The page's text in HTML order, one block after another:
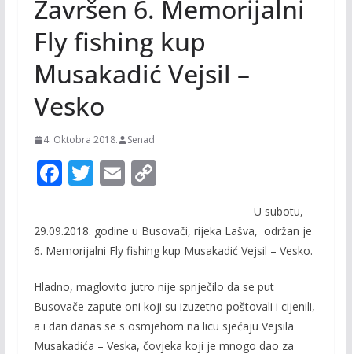
Završen 6. Memorijalni
Fly fishing kup
Musakadić Vejsil –
Vesko
4. Oktobra 2018. Senad
F
e
b
o
k
T
itt
er
E
ai
l
C
p
y
n
k
U subotu,
29.09.2018. godine u Busovači, rijeka Lašva, održan je
6. Memorijalni Fly fishing kup Musakadić Vejsil – Vesko.
Hladno, maglovito jutro nije spriječilo da se put
Busovače zapute oni koji su izuzetno poštovali i cijenili,
a i dan danas se s osmjehom na licu sjećaju Vejsila
Musakadića – Veska, čovjeka koji je mnogo dao za